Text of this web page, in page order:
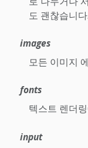
도 괜찮습니다.
images
모든 이미지
fonts
텍스트 렌더
input